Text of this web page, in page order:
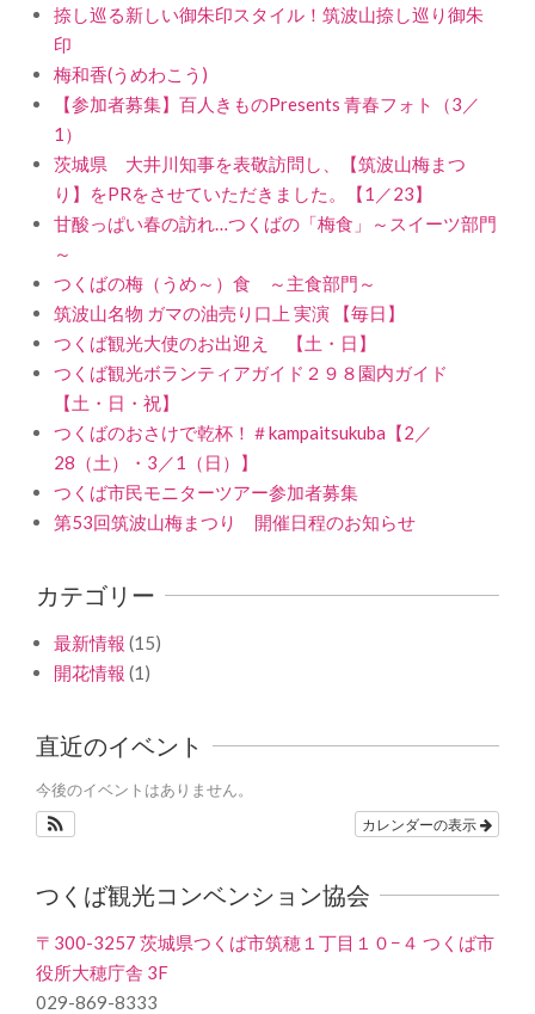
捺し巡る新しい御朱印スタイル！筑波山捺し巡り御朱
印
梅和香(うめわこう)
【参加者募集】百人きものPresents 青春フォト（3／
1）
茨城県 大井川知事を表敬訪問し、【筑波山梅まつ
り】をPRをさせていただきました。【1／23】
甘酸っぱい春の訪れ…つくばの「梅食」～スイーツ部門
～
つくばの梅（うめ～）食 ～主食部門～
筑波山名物 ガマの油売り口上 実演 【毎日】
つくば観光大使のお出迎え 【土・日】
つくば観光ボランティアガイド２９８園内ガイド
【土・日・祝】
つくばのおさけで乾杯！＃kampaitsukuba【2／
28（土）・3／1（日）】
つくば市民モニターツアー参加者募集
第53回筑波山梅まつり 開催日程のお知らせ
カテゴリー
最新情報 (15)
開花情報 (1)
直近のイベント
今後のイベントはありません。
カレンダーの表示
つくば観光コンベンション協会
〒300-3257 茨城県つくば市筑穂１丁目１０−４ つくば市
役所大穂庁舎 3F
029-869-8333